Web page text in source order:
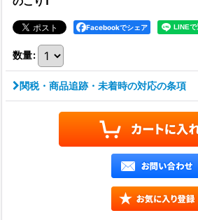
Facebookでシェア
数量:
関税・商品追跡・未着時の対応の条項